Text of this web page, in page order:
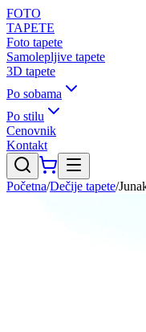
FOTO
TAPETE
Foto tapete
Samolepljive tapete
3D tapete
Po sobama
Po stilu
Cenovnik
Kontakt
Početna/Dečije tapete/